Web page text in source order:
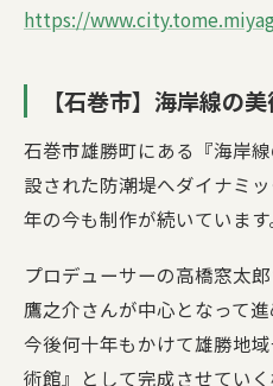
https://
【石巻市】海岸線の
石巻市雄勝町にある『海岸
設された防潮堤へダイナミ
年の今も制作が続いています
プロデューサーの高橋窓太
鷹之介さんが中心となって進
今後何十年もかけて雄勝地
術館』として完成させていく